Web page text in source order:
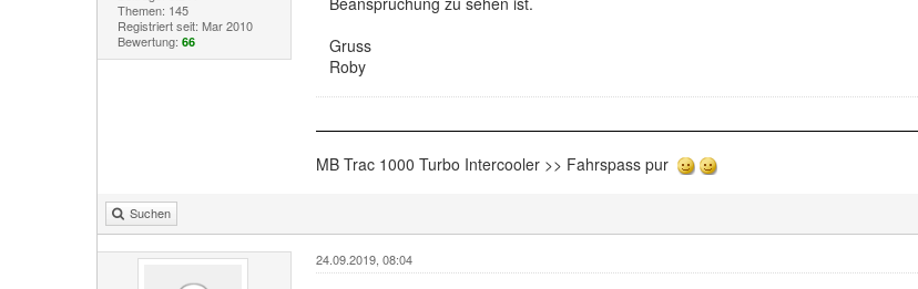
Themen: 145
Registriert seit: Mar 2010
Bewertung: 66
Gruss
Roby
MB Trac 1000 Turbo Intercooler >> Fahrspass pur
Suchen
24.09.2019, 08:04